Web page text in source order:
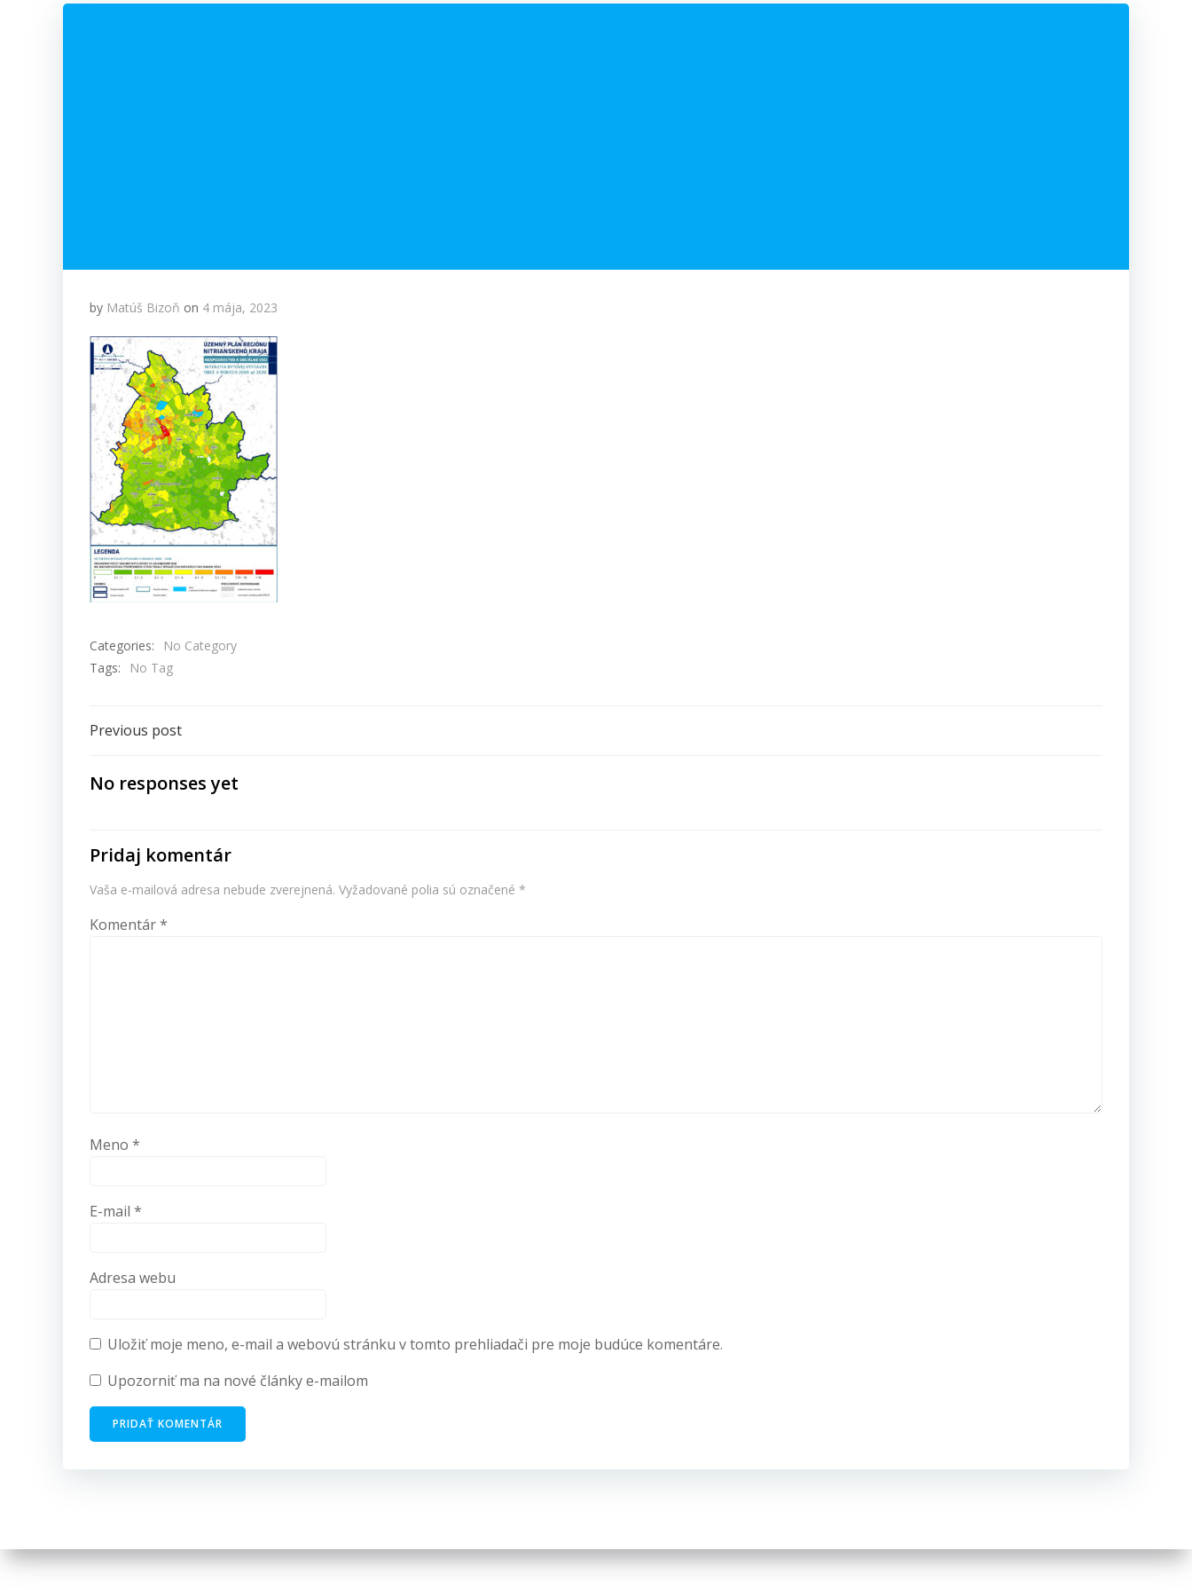
by Matúš Bizoň on 4 mája, 2023
Categories:
No Category
Tags:
No Tag
Navigácia
v
Previous post
No responses yet
Pridaj komentár
Vaša e-mailová adresa nebude zverejnená. Vyžadované polia sú označené *
Komentár*
Meno *
E-mail *
Adresa webu
Uložiť moje meno, e-mail a webovú stránku v tomto prehliadači pre moje budúce komentáre.
Upozorniť ma na nové články e-mailom